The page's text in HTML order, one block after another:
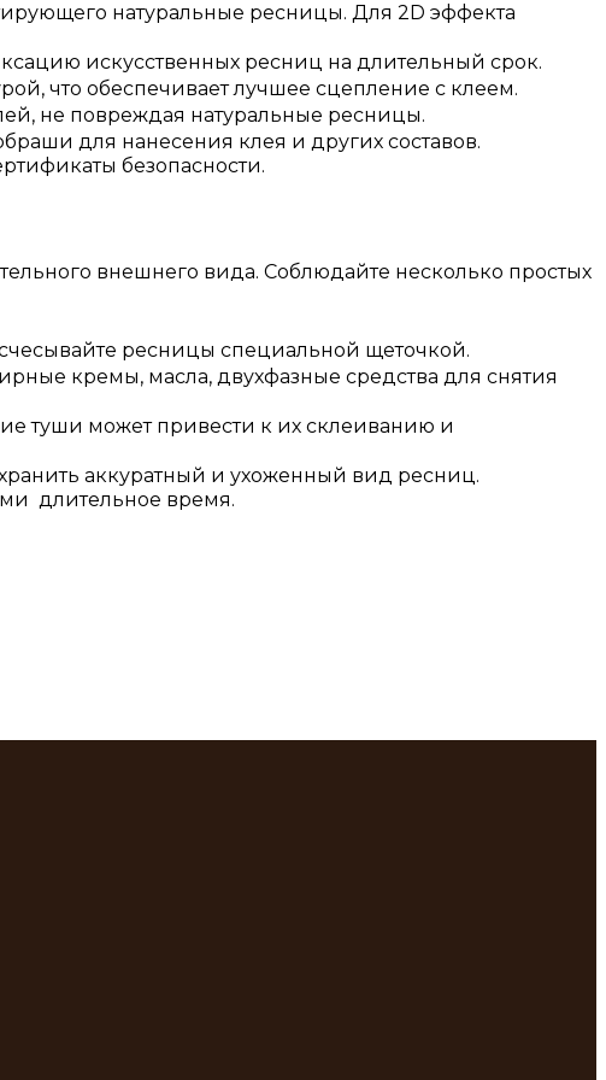
натуральные ресницы.​ Для 2D эффекта
искусственных ресниц на длительный срок.
что обеспечивает лучшее сцепление с клеем.
не повреждая натуральные ресницы.​
для нанесения клея и других составов.
безопасности.
внешнего вида. Соблюдайте несколько простых
ресницы специальной щеточкой.​
кремы, масла, двухфазные средства для снятия
туши может привести к их склеиванию и
аккуратный и ухоженный вид ресниц.​
длительное время.